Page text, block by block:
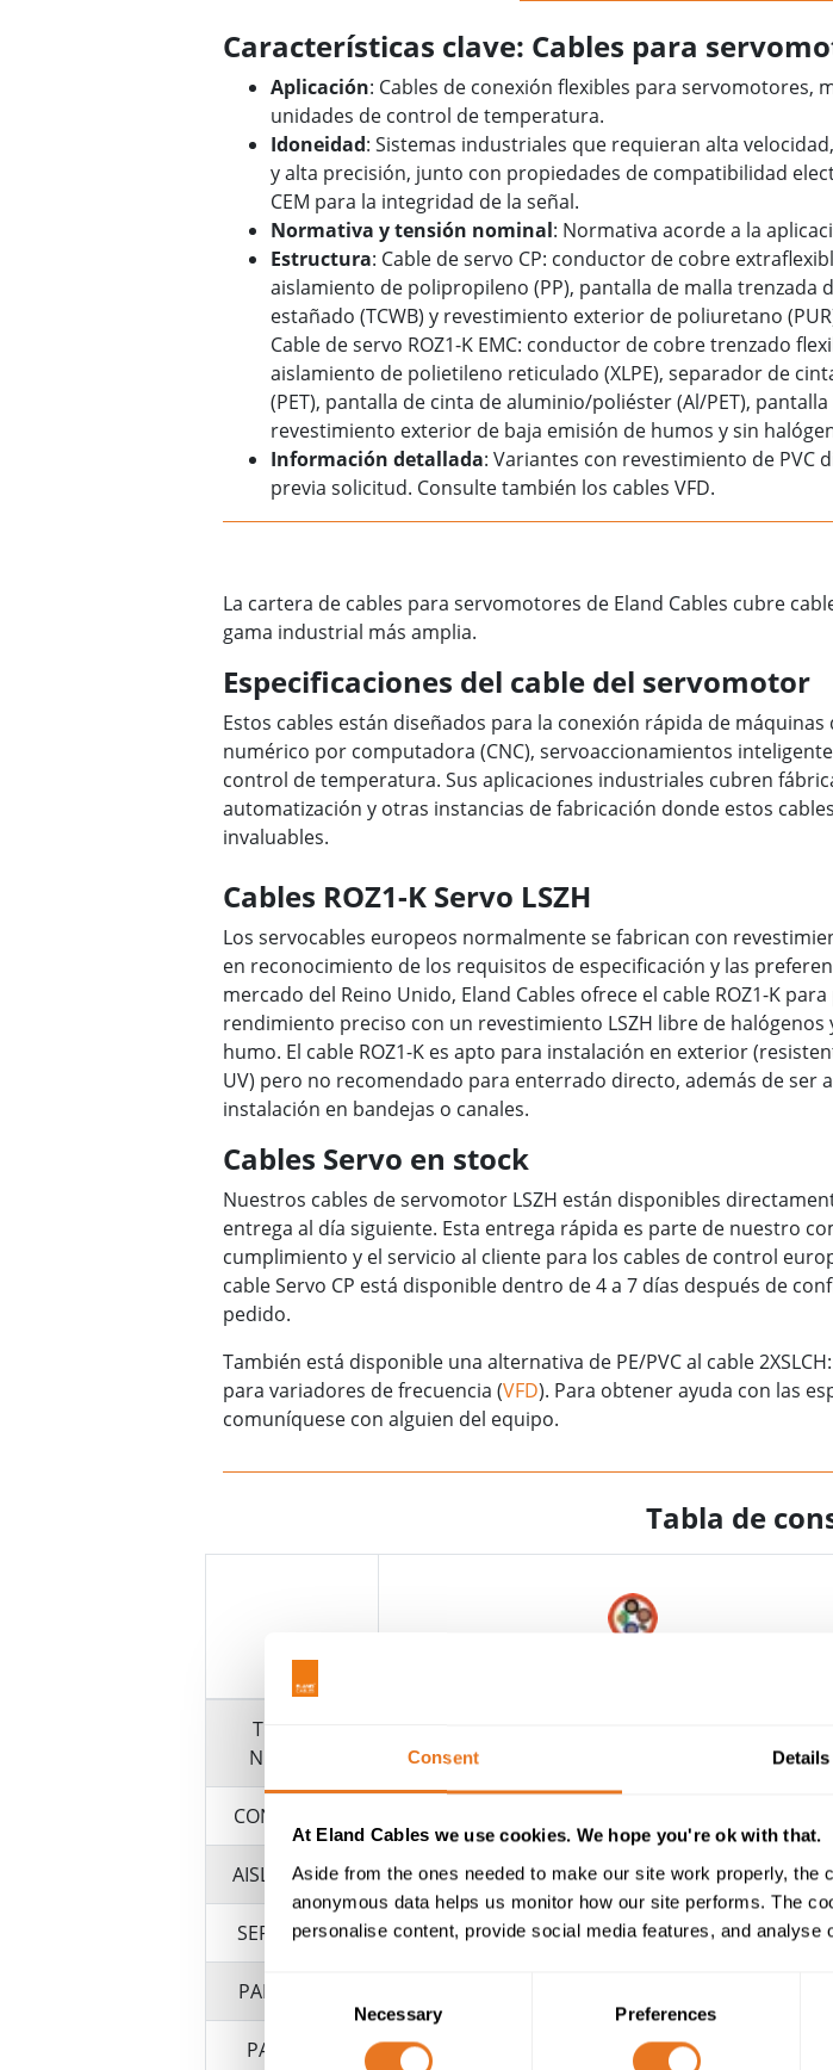
Consent Details
At Eland Cables we use cookies. We hope you're ok with that.
Aside from the ones needed to make our site work properly, the
anonymous data helps us monitor how our site performs. The
personalise content, provide social media features, and analyse
Consent
Necessary Preferences
Características clave: Cables para
Aplicación: Cables de conexión flexibles para servomotores,
unidades de control de temperatura.
Idoneidad: Sistemas industriales que requieran alta
y alta precisión, junto con propiedades de compatibilidad
CEM para la integridad de la señal.
Normativa y tensión nominal: Normativa acorde a la
Estructura: Cable de servo CP: conductor de cobre
aislamiento de polipropileno (PP), pantalla de malla trenzada
estañado (TCWB) y revestimiento exterior de poliuretano
Cable de servo ROZ1-K EMC: conductor de cobre trenzado
aislamiento de polietileno reticulado (XLPE), separador de
(PET), pantalla de cinta de aluminio/poliéster (Al/PET), pantalla
revestimiento exterior de baja emisión de humos y sin
Información detallada: Variantes con revestimiento de PVC
previa solicitud. Consulte también los cables VFD.
La cartera de cables para servomotores de Eland Cables cubre
gama industrial más amplia.
Especificaciones del cable del servomotor
Estos cables están diseñados para la conexión rápida de
numérico por computadora (CNC), servoaccionamientos
control de temperatura. Sus aplicaciones industriales cubren
automatización y otras instancias de fabricación donde estos
invaluables.
Cables ROZ1-K Servo LSZH
Los servocables europeos normalmente se fabrican con
en reconocimiento de los requisitos de especificación y las
mercado del Reino Unido, Eland Cables ofrece el cable ROZ1-K
rendimiento preciso con un revestimiento LSZH libre de halógenos
humo. El cable ROZ1-K es apto para instalación en exterior
UV) pero no recomendado para enterrado directo, además de ser
instalación en bandejas o canales.
Cables Servo en stock
Nuestros cables de servomotor LSZH están disponibles
entrega al día siguiente. Esta entrega rápida es parte de nuestro
cumplimiento y el servicio al cliente para los cables de control
cable Servo CP está disponible dentro de 4 a 7 días después de
pedido.
También está disponible una alternativa de PE/PVC al cable
para variadores de frecuencia (VFD). Para obtener ayuda con las
comuníquese con alguien del equipo.
Tabla de
TENSIÓN
NOMINAL
CONDUCTOR
AISLAMIENTO PP (Polipropileno)
SEPARADOR
PANTALLA 1
PANTALLA TCWB (Malla Trenzada de Cobre Estañado)